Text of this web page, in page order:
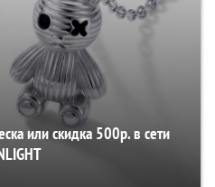
или скидка 500р. в сети